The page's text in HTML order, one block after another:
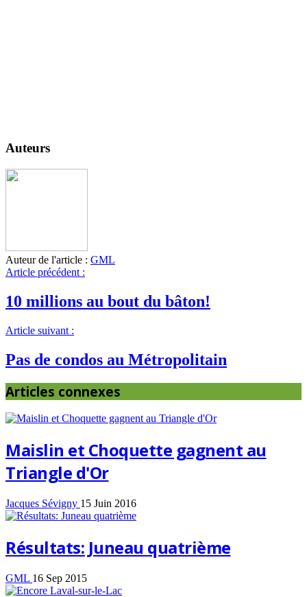
Auteurs
Auteur de l'article : GML
Article précédent :
10 millions au bout du bâton!
Article suivant :
Pas de condos au Métropolitain
Articles connexes
Maislin et Choquette gagnent au
Triangle d'Or
Jacques Sévigny 15 Juin 2016
Résultats: Juneau quatrième
GML 16 Sep 2015